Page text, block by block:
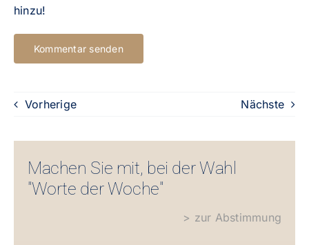
hinzu!
Vorherige Nächste
Machen Sie mit, bei der Wahl
"Worte der Woche"
> zur Abstimmung